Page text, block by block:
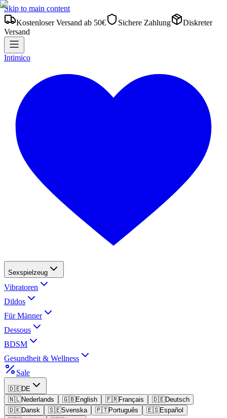
Skip to main content
Kostenloser Versand ab 50€
Sichere Zahlung
Diskreter
Versand
Intimico
Sexspielzeug
Vibratoren
Dildos
Für Männer
Dessous
BDSM
Gesundheit & Wellness
Sale
🇩🇪DE
🇳🇱Nederlands 🇬🇧English 🇫🇷Français 🇩🇪Deutsch
🇩🇰Dansk 🇸🇪Svenska 🇵🇹Português 🇪🇸Español